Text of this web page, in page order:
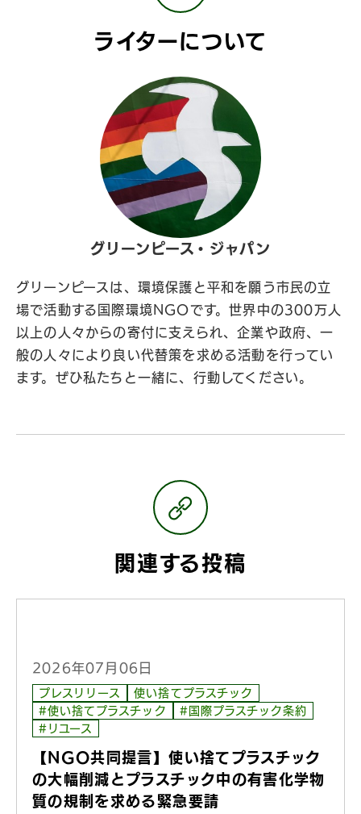
ライターについて
グリーンピース・ジャパン
グリーンピースは、環境保護と平和を願う市民の立
場で活動する国際環境NGOです。世界中の300万人
以上の人々からの寄付に支えられ、企業や政府、一
般の人々により良い代替策を求める活動を行ってい
ます。ぜひ私たちと一緒に、行動してください。
関連する投稿
2026年07月06日
プレスリリース
使い捨てプラスチック
#使い捨てプラスチック
#国際プラスチック条約
#リユース
【NGO共同提言】使い捨てプラスチック
の大幅削減とプラスチック中の有害化学物
質の規制を求める緊急要請